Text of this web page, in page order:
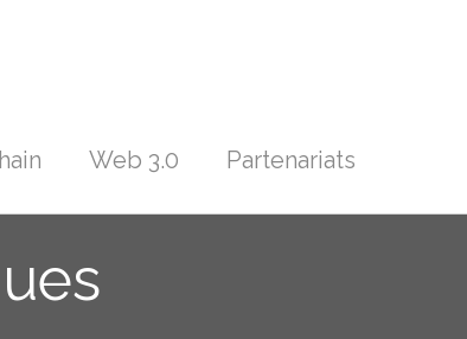
Web 3.0 Partenariats